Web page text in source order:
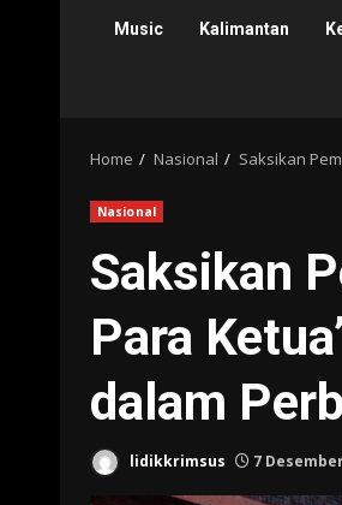
Music Kalimantan
Home Nasional Saksikan
Nasional
Saksikan
Para
dalam
lidikkrimsus 7